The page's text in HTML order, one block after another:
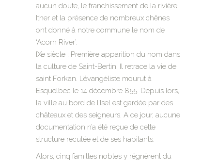
aucun doute, le franchissement de la rivière
Ither et la présence de nombreux chênes
ont donné à notre commune le nom de
‘Acorn River’.
IXe siècle : Première apparition du nom dans
la culture de Saint-Bertin. Il retrace la vie de
saint Forkan. L’évangéliste mourut à
Esquelbec le 14 décembre 855. Depuis lors,
la ville au bord de l’Isel est gardée par des
châteaux et des seigneurs. A ce jour, aucune
documentation n’a été reçue de cette
structure reculée et de ses habitants.
Alors, cinq familles nobles y régnèrent du